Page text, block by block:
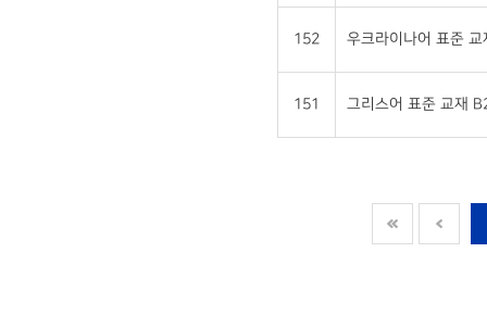
152 우크라이나어 표준
151 그리스어 표준 교재